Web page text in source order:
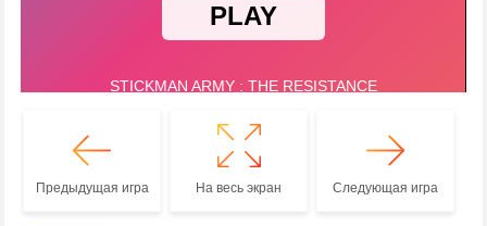
Предыдущая игра На весь экран Следующая игра